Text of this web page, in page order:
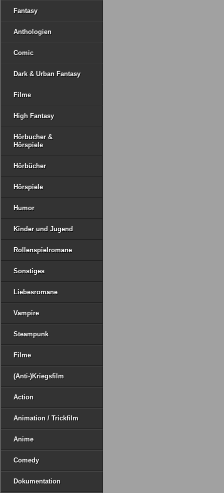
Fantasy
Anthologien
Comic
Dark & Urban Fantasy
Filme
High Fantasy
Hörbucher &
Hörspiele
Hörbücher
Hörspiele
Humor
Kinder und Jugend
Rollenspielromane
Sonstiges
Liebesromane
Vampire
Steampunk
Filme
(Anti-)Kriegsfilm
Action
Animation / Trickfilm
Anime
Comedy
Dokumentation